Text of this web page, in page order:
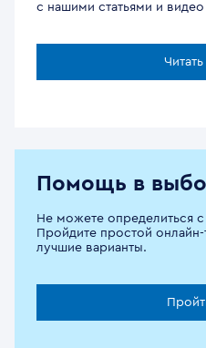
с нашими статьями и
Читать
Помощь в
Не можете определиться
Пройдите простой
лучшие варианты.